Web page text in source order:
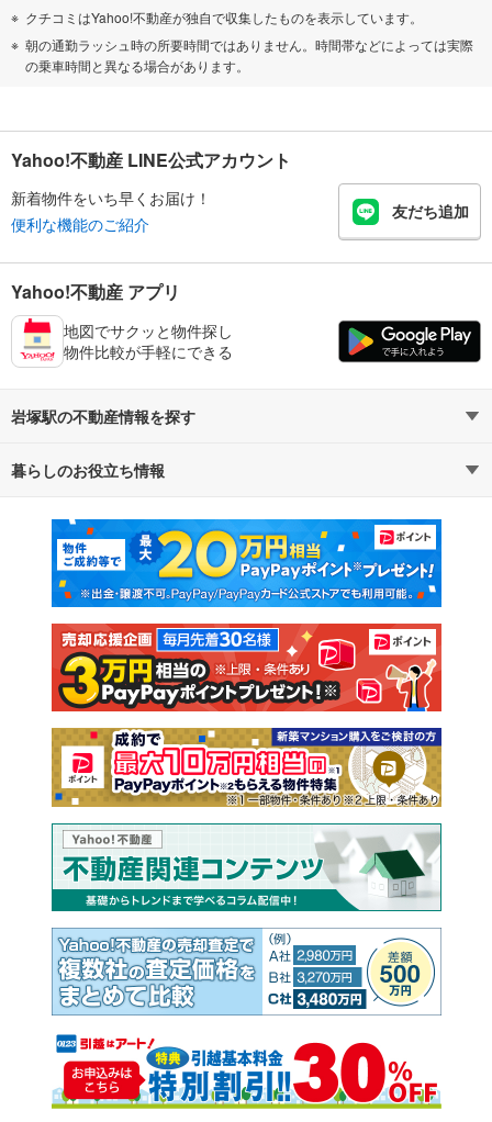
クチコミはYahoo!不動産が独自で収集したものを表示しています。
朝の通勤ラッシュ時の所要時間ではありません。時間帯などによっては実際
の乗車時間と異なる場合があります。
Yahoo!不動産 LINE公式アカウント
新着物件をいち早くお届け！
便利な機能のご紹介
友だち追加
Yahoo!不動産 アプリ
地図でサクッと物件探し
物件比較が手軽にできる
岩塚駅の不動産情報を探す
不動産・住宅
新築マンション 中古マンション
新築一戸建て 中古一戸建て
注文住宅 土地
売却査定
暮らしのお役立ち情報
マンションカタログ 教えて！住まいの先生